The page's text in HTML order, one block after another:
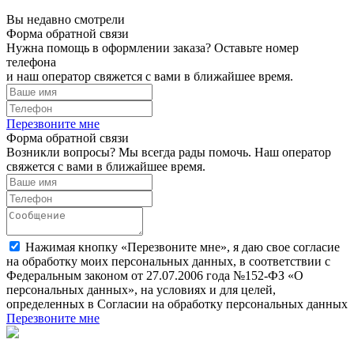
Вы недавно смотрели
Форма обратной связи
Нужна помощь в оформлении заказа? Оставьте номер
телефона
и наш оператор свяжется с вами в ближайшее время.
Перезвоните мне
Форма обратной связи
Возникли вопросы? Мы всегда рады помочь. Наш оператор
свяжется с вами в ближайшее время.
Нажимая кнопку «Перезвоните мне», я даю свое согласие
на обработку моих персональных данных, в соответствии с
Федеральным законом от 27.07.2006 года №152-ФЗ «О
персональных данных», на условиях и для целей,
определенных в Согласии на обработку персональных данных
Перезвоните мне